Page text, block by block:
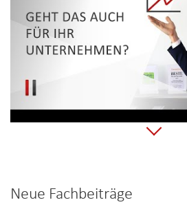
Neue Fachbeiträge